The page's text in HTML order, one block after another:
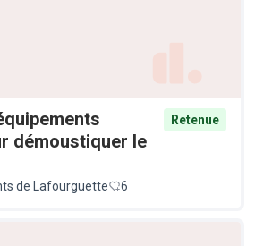
démoustiquer le
Retenue
de Lafourguette 6